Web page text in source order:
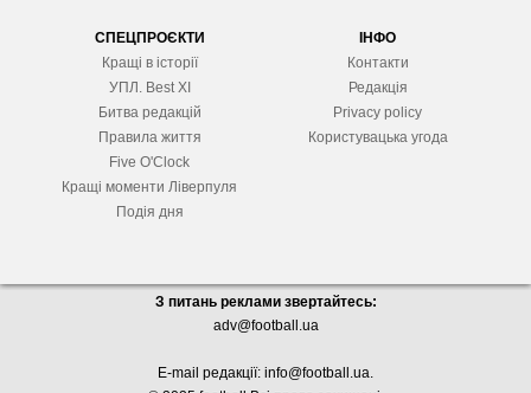
СПЕЦПРОЄКТИ
Кращі в історії
УПЛ. Best XІ
Битва редакцій
Правила життя
Five O'Clock
Кращі моменти Ліверпуля
Подія дня
ІНФО
Контакти
Редакція
Privacy policy
Користувацька угода
З питань реклами звертайтесь:
adv@football.ua
E-mail редакції: info@football.ua.